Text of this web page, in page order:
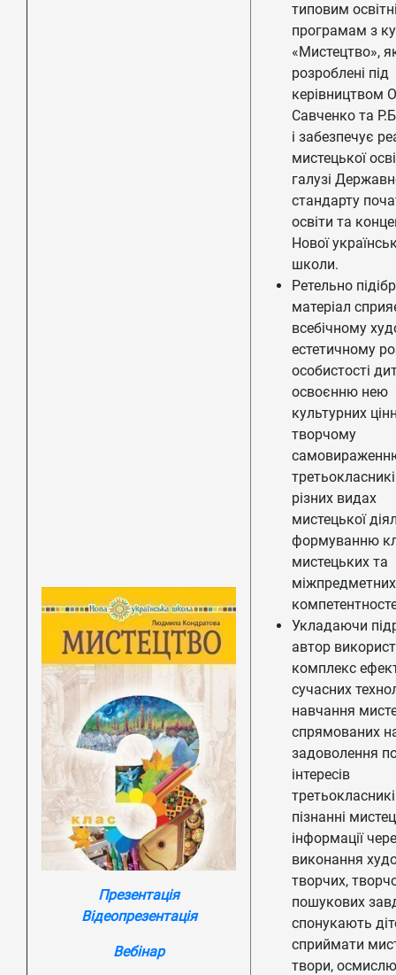
Презентація
Відеопрезентація
Вебінар
типовим
програмам з
«Мистецтво»,
розроблені під
керівництвом
Савченко та
і забезпечує
мистецької
галузі
стандарту
освіти та
Нової
школи.
Ретельно
матеріал
всебічному
естетичному
особистості
освоєнню нею
культурних
творчому
різних видах
мистецької
формуванню
мистецьких та
міжпредметних
Укладаючи
автор
комплекс
сучасних
навчання
спрямованих
задоволення
інтересів
пізнанні
інформації
виконання
творчих,
пошукових
спонукають
сприймати
твори,